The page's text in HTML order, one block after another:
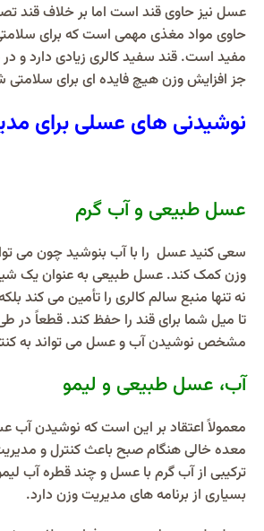
عسل نیز حاوی قند است اما بر خلاف قند
حاوی مواد مغذی مهمی است که برای
مفید است. قند سفید کالری زیادی دارد و
جز افزایش وزن هیچ فایده ای برای سلامتی
نوشیدنی های عسلی برای
عسل طبیعی و آب گرم
سعی کنید عسل را با آب بنوشید چون می
وزن کمک کند. عسل طبیعی به عنوان یک
نه تنها منبع سالم کالری را تأمین می کند
تا میل شما برای قند را حفظ کند. قطعاً در
مشخص نوشیدن آب و عسل می تواند به
آب، عسل طبیعی و لیمو
معمولاً اعتقاد بر این است که نوشیدن آب
معده خالی هنگام صبح باعث کنترل و
ترکیبی از آب گرم با عسل و چند قطره آب
بسیاری از برنامه های مدیریت وزن دارد.